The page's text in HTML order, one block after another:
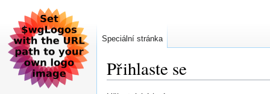
Přihlaste se
Speciální stránka